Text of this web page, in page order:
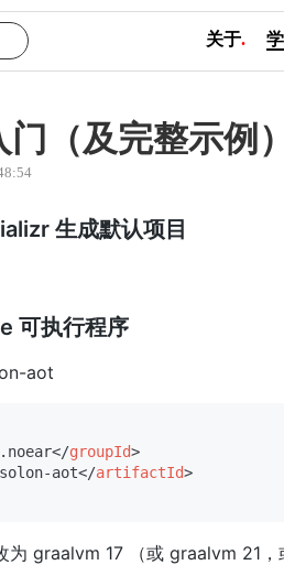
关于.
（及完整示例）
生成默认项目
可执行程序
aot
</groupId>
solon-aot</artifactId>
为 graalvm 17 （或 graalvm 21，